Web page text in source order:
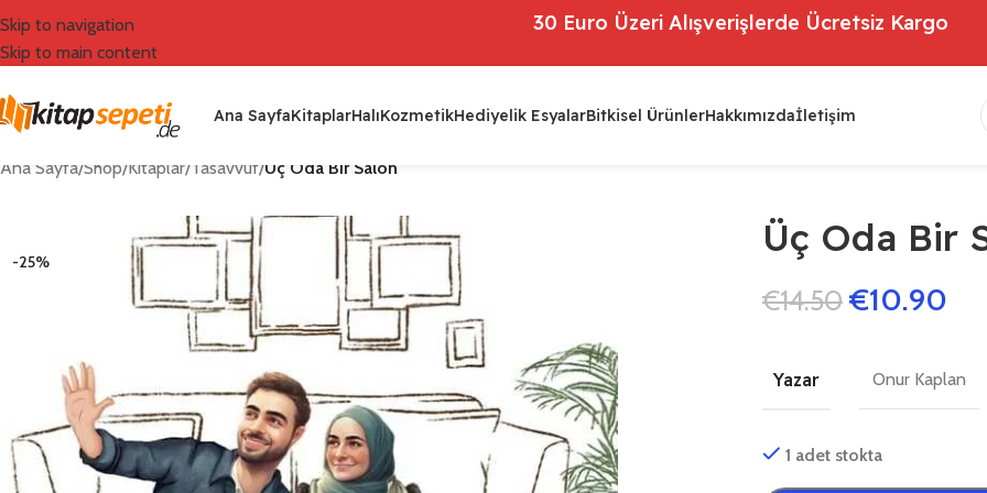
Skip to navigation
Skip to main content
30 Euro Üzeri Alışverişlerde Ücretsiz Kargo
Ana SayfaKitaplarHalıKozmetikHediyelik EsyalarBitkisel ÜrünlerHakkımızdaİletişim
Ana Sayfa/Shop/Kitaplar/ Tasavvuf/Üç Oda Bir Salon
-25%
Üç Oda Bir
€14.50 €10.90
Yazar Onur Kaplan
1 adet stokta